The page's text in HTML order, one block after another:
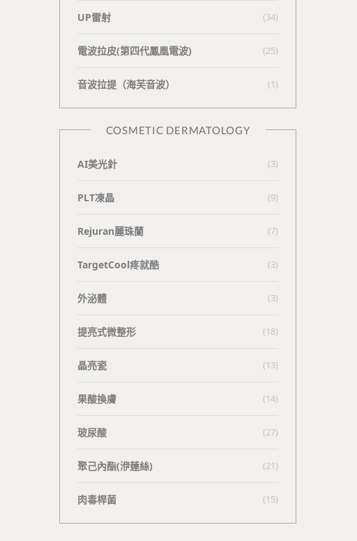
UP雷射 (34)
電波拉皮(第四代鳳凰電波) (25)
⾳波拉提（海芙⾳波） (1)
COSMETIC DERMATOLOGY
AI美光針 (3)
PLT凍晶 (9)
Rejuran麗珠蘭 (7)
TargetCool疼就酷 (3)
外泌體 (3)
提亮式微整形 (18)
晶亮瓷 (13)
果酸換膚 (14)
玻尿酸 (27)
聚己內酯(洢蓮絲) (21)
肉毒桿菌 (15)